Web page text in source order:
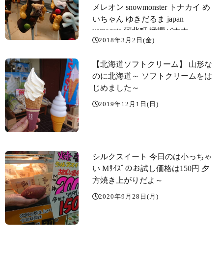
メレオン snowmonster トナカイ め
いちゃん ゆきだるま japan
yamagata 河北町 極撰バナナ
2018年3月2日(金)
【北海道ソフトクリーム️】 山形な
のに北海道～️ ソフトクリームをは
じめました～️
2019年12月1日(日)
シルクスイート 今日のは小っちゃ
い Mｻｲｽﾞのお試し価格は150円️ 夕
方焼き上がりだよ～️
2020年9月28日(月)